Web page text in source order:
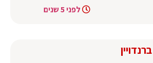
לפני 5 שנים